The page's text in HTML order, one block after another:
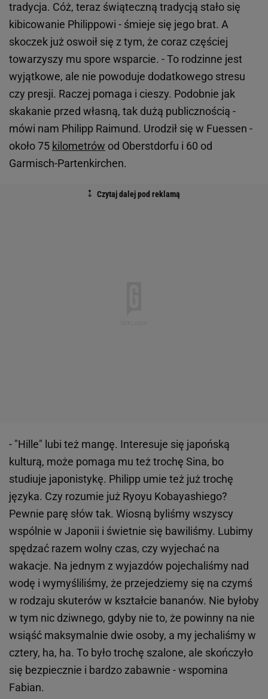
tradycja. Cóż, teraz świąteczną tradycją stało się
kibicowanie Philippowi - śmieje się jego brat. A
skoczek już oswoił się z tym, że coraz częściej
towarzyszy mu spore wsparcie. - To rodzinne jest
wyjątkowe, ale nie powoduje dodatkowego stresu
czy presji. Raczej pomaga i cieszy. Podobnie jak
skakanie przed własną, tak dużą publicznością -
mówi nam Philipp Raimund. Urodził się w Fuessen -
około 75 kilometrów od Oberstdorfu i 60 od
Garmisch-Partenkirchen.
- "Hille" lubi też mangę. Interesuje się japońską
kulturą, może pomaga mu też trochę Sina, bo
studiuje japonistykę. Philipp umie też już trochę
języka. Czy rozumie już Ryoyu Kobayashiego?
Pewnie parę słów tak. Wiosną byliśmy wszyscy
wspólnie w Japonii i świetnie się bawiliśmy. Lubimy
spędzać razem wolny czas, czy wyjechać na
wakacje. Na jednym z wyjazdów pojechaliśmy nad
wodę i wymyśliliśmy, że przejedziemy się na czymś
w rodzaju skuterów w kształcie bananów. Nie byłoby
w tym nic dziwnego, gdyby nie to, że powinny na nie
wsiąść maksymalnie dwie osoby, a my jechaliśmy w
cztery, ha, ha. To było trochę szalone, ale skończyło
się bezpiecznie i bardzo zabawnie - wspomina
Fabian.